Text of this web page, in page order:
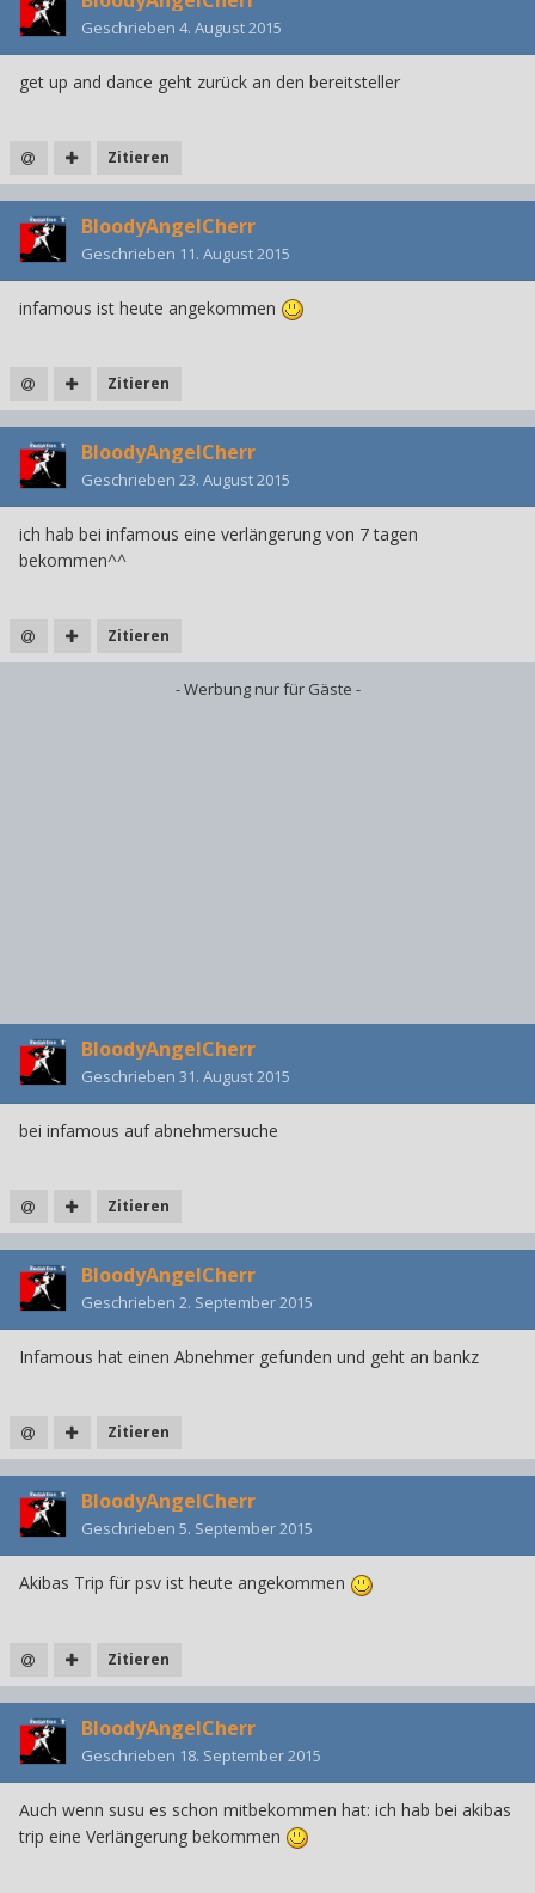
Geschrieben 4. August 2015
get up and dance geht zurück an den bereitsteller
Zitieren
BloodyAngelCherr
Geschrieben 11. August 2015
infamous ist heute angekommen
Zitieren
BloodyAngelCherr
Geschrieben 23. August 2015
ich hab bei infamous eine verlängerung von 7 tagen
bekommen^^
Zitieren
- Werbung nur für Gäste -
BloodyAngelCherr
Geschrieben 31. August 2015
bei infamous auf abnehmersuche
Zitieren
BloodyAngelCherr
Geschrieben 2. September 2015
Infamous hat einen Abnehmer gefunden und geht an bankz
Zitieren
BloodyAngelCherr
Geschrieben 5. September 2015
Akibas Trip für psv ist heute angekommen
Zitieren
BloodyAngelCherr
Geschrieben 18. September 2015
Auch wenn susu es schon mitbekommen hat: ich hab bei akibas
trip eine Verlängerung bekommen